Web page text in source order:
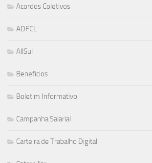
Acordos Coletivos
ADFCL
AllSul
Beneficios
Boletim Informativo
Campanha Salarial
Carteira de Trabalho Digital